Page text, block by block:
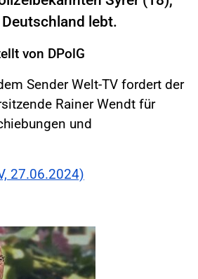
lebt.
von DPolG
Sender Welt-TV fordert der
Rainer Wendt für
und
27.06.2024)